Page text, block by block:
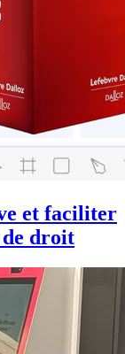
et faciliter
de droit